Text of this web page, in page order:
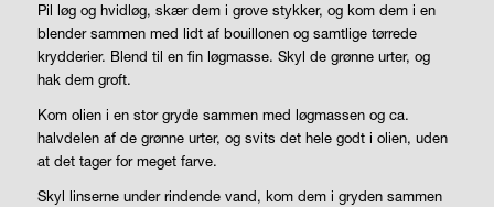
Pil løg og hvidløg, skær dem i grove stykker, og kom dem i en
blender sammen med lidt af bouillonen og samtlige tørrede
krydderier. Blend til en fin løgmasse. Skyl de grønne urter, og
hak dem groft.
Kom olien i en stor gryde sammen med løgmassen og ca.
halvdelen af de grønne urter, og svits det hele godt i olien, uden
at det tager for meget farve.
Skyl linserne under rindende vand, kom dem i gryden sammen